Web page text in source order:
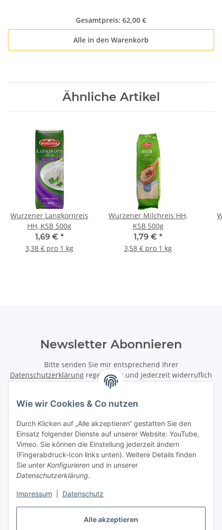
Alle akzeptieren
Wie wir Cookies & Co nutzen
Durch Klicken auf „Alle akzeptieren“ gestatten Sie den
Einsatz folgender Dienste auf unserer Website: YouTube,
Vimeo. Sie können die Einstellung jederzeit ändern
(Fingerabdruck-Icon links unten). Weitere Details finden
Sie unter Konfigurieren und in unserer
Datenschutzerklärung.
Impressum Datenschutz
Gesamtpreis: 62,00 €
Alle in den Warenkorb
Ähnliche Artikel
Wurzener Langkornreis
HH, KSB 500g
1,69 € *
3,38 € pro 1 kg
Wurzener Milchreis HH,
KSB 500g
1,79 € *
3,58 € pro 1 kg
Newsletter Abonnieren
Bitte senden Sie mir entsprechend Ihrer
Datenschutzerklärung regelmäßig und jederzeit widerruflich
Informationen zu Ihrem Produktsortiment per E-Mail zu.
Newsletter Abonnieren
Informationen
Gesetzliche Informationen